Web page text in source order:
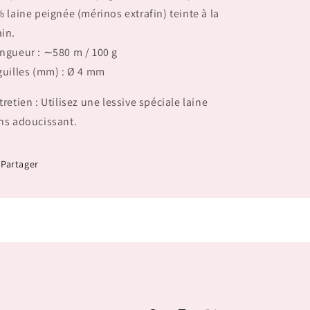
laine peignée (mérinos extrafin) teinte à la
: ∼580 m / 100 g
(mm) : Ø 4 mm
: Utilisez une lessive spéciale laine
adoucissant.
Partager